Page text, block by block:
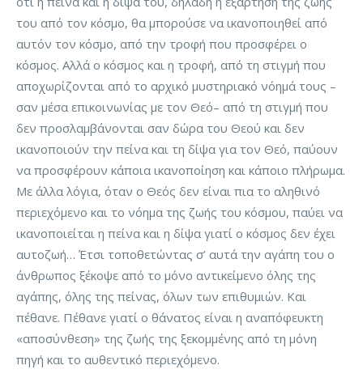
του από τον κόσμο, θα μπορούσε να ικανοποιηθεί από
αυτόν τον κόσμο, από την τροφή που προσφέρει ο
κόσμος. Αλλά ο κόσμος και η τροφή, από τη στιγμή που
αποχωρίζονται από το αρχικό μυστηριακό νόημά τους –
σαν μέσα επικοινωνίας με τον Θεό– από τη στιγμή που
δεν προσλαμβάνονται σαν δώρα του Θεού και δεν
ικανοποιούν την πείνα και τη δίψα για τον Θεό, παύουν
να προσφέρουν κάποια ικανοποίηση και κάποιο πλήρωμα.
Με άλλα λόγια, όταν ο Θεός δεν είναι πια το αληθινό
περιεχόμενο και το νόημα της ζωής του κόσμου, παύει να
ικανοποιείται η πείνα και η δίψα γιατί ο κόσμος δεν έχει
αυτοζωή… Έτσι τοποθετώντας σ’ αυτά την αγάπη του ο
άνθρωπος ξέκοψε από το μόνο αντικείμενο όλης της
αγάπης, όλης της πείνας, όλων των επιθυμιών. Και
πέθανε. Πέθανε γιατί ο θάνατος είναι η αναπόφευκτη
«αποσύνθεση» της ζωής της ξεκομμένης από τη μόνη
πηγή και το αυθεντικό περιεχόμενο.